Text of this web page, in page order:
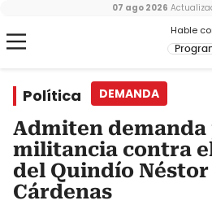
Hable
07 ago 2026
Política DEMANDA
Admiten demanda
militancia contra
del Quindío
Cárdenas